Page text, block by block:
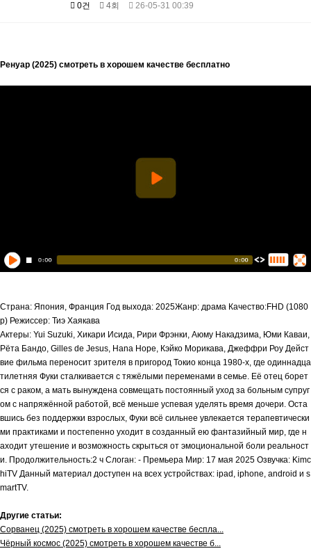
0건
4회 26-05-31 00:39
Ренуар (2025) смотреть в хорошем качестве бесплатно
Страна: Япония, Франция Год выхода: 2025Жанр: драма Качество:FHD (1080
p) Режиссер: Тиэ Хаякава
Актеры: Yui Suzuki, Хикари Исида, Рири Фрэнки, Аюму Накадзима, Юми Каваи,
Рёта Бандо, Gilles de Jesus, Hana Hope, Кэйко Морикава, Джеффри Роу Дейст
вие фильма переносит зрителя в пригород Токио конца 1980-х, где одиннадца
тилетняя Фуки сталкивается с тяжёлыми переменами в семье. Её отец борет
ся с раком, а мать вынуждена совмещать постоянный уход за больным супруг
ом с напряжённой работой, всё меньше успевая уделять время дочери. Оста
вшись без поддержки взрослых, Фуки всё сильнее увлекается терапевтически
ми практиками и постепенно уходит в созданный ею фантазийный мир, где н
аходит утешение и возможность скрыться от эмоциональной боли реальност
и. Продолжительность:2 ч Слоган: - Премьера Мир: 17 мая 2025 Озвучка: Kimc
hiTV Данный материал доступен на всех устройствах: ipad, iphone, android и s
martTV.
Другие статьи:
Сорванец (2025) смотреть в хорошем качестве беспла...
Чёрный космос (2025) смотреть в хорошем качестве б...